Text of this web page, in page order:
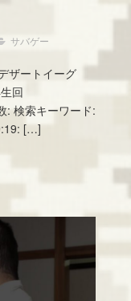
サバゲー
ザートイーグ
回
: 検索キーワード:
[…]